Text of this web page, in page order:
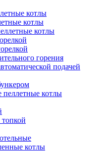
котлы
котлы
котлы
горения
подачей
пеллетные котлы
котлы